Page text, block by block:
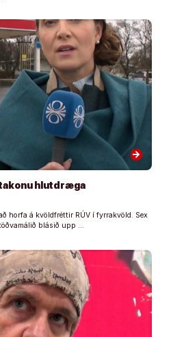
arrow_forward
hlutdræga
horfa á kvöldfréttir RÚV í fyrrakvöld. Sex
blásið upp …